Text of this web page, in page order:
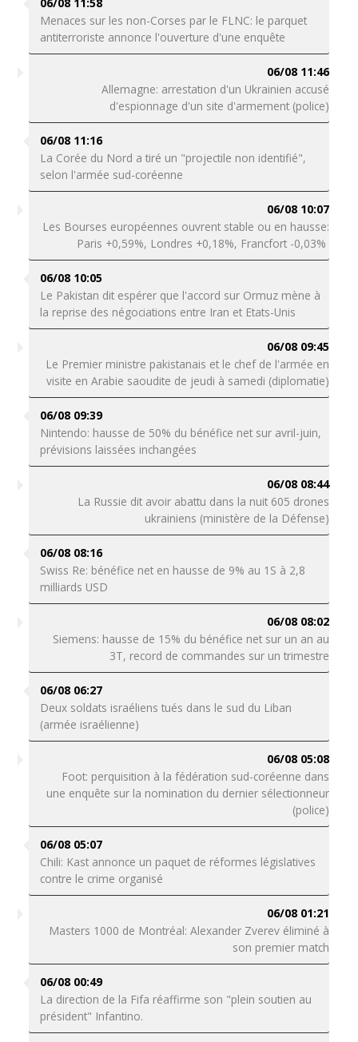
Menaces sur les non-Corses par le FLNC: le parquet
antiterroriste annonce l'ouverture d'une enquête
06/08 11:46
Allemagne: arrestation d'un Ukrainien accusé
d'espionnage d'un site d'armement (police)
06/08 11:16
La Corée du Nord a tiré un "projectile non identifié",
selon l'armée sud-coréenne
06/08 10:07
Les Bourses européennes ouvrent stable ou en hausse:
Paris +0,59%, Londres +0,18%, Francfort -0,03%
06/08 10:05
Le Pakistan dit espérer que l'accord sur Ormuz mène à
la reprise des négociations entre Iran et Etats-Unis
06/08 09:45
Le Premier ministre pakistanais et le chef de l'armée en
visite en Arabie saoudite de jeudi à samedi (diplomatie)
06/08 09:39
Nintendo: hausse de 50% du bénéfice net sur avril-juin,
prévisions laissées inchangées
06/08 08:44
La Russie dit avoir abattu dans la nuit 605 drones
ukrainiens (ministère de la Défense)
06/08 08:16
Swiss Re: bénéfice net en hausse de 9% au 1S à 2,8
milliards USD
06/08 08:02
Siemens: hausse de 15% du bénéfice net sur un an au
3T, record de commandes sur un trimestre
06/08 06:27
Deux soldats israéliens tués dans le sud du Liban
(armée israélienne)
06/08 05:08
Foot: perquisition à la fédération sud-coréenne dans
une enquête sur la nomination du dernier sélectionneur
(police)
06/08 05:07
Chili: Kast annonce un paquet de réformes législatives
contre le crime organisé
06/08 01:21
Masters 1000 de Montréal: Alexander Zverev éliminé à
son premier match
06/08 00:49
La direction de la Fifa réaffirme son "plein soutien au
président" Infantino.